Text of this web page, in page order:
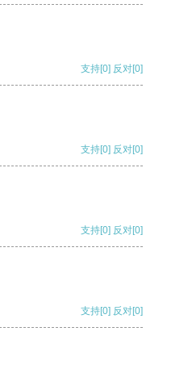
支持[0] 反对[0]
支持[0] 反对[0]
支持[0] 反对[0]
支持[0] 反对[0]